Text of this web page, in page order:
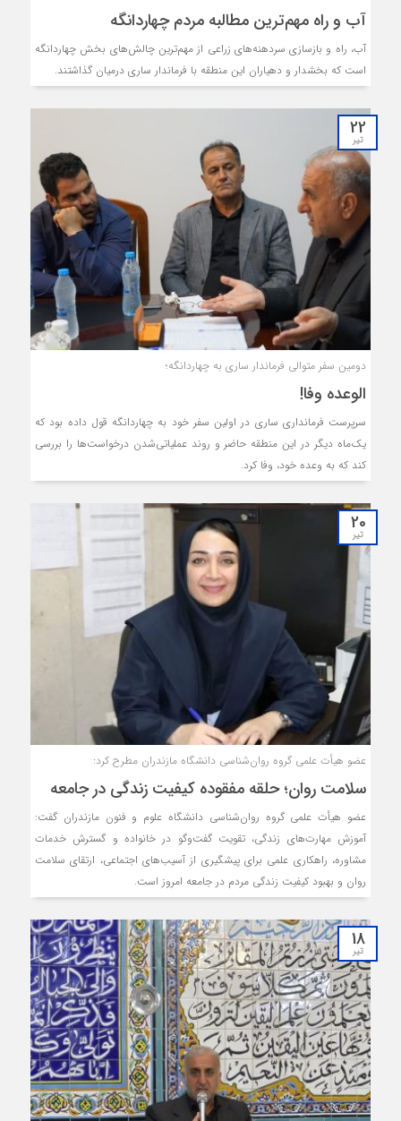
آب و راه مهم‌ترین مطالبه مردم چهاردانگه
آب، راه و بازسازی سردهنه‌‌های زراعی از مهم‌ترین چالش‌های بخش چهاردانگه
است که بخشدار و دهیاران این منطقه با فرماندار ساری درمیان گذاشتند.
22
تیر
دومین سفر متوالی فرماندار ساری به چهاردانگه؛
الوعده وفا!
سرپرست فرمانداری ساری در اولین سفر خود به چهاردانگه قول داده بود که
یک‌ماه دیگر در این منطقه حاضر و روند عملیاتی‌شدن درخواست‌ها را بررسی
کند که به وعده خود، وفا کرد.
20
تیر
عضو هیأت علمی گروه روان‌شناسی دانشگاه مازندران مطرح کرد:
سلامت روان؛ حلقه مفقوده کیفیت زندگی در جامعه
عضو هیأت علمی گروه روان‌شناسی دانشگاه علوم و فنون مازندران گفت:
آموزش مهارت‌های زندگی، تقویت گفت‌وگو در خانواده و گسترش خدمات
مشاوره، راهکاری علمی برای پیشگیری از آسیب‌های اجتماعی، ارتقای سلامت
روان و بهبود کیفیت زندگی مردم در جامعه امروز است.
18
تیر